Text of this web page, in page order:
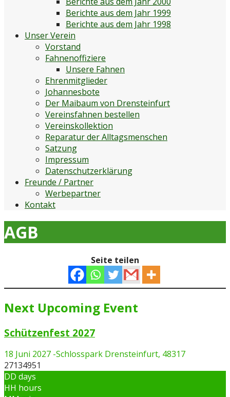
Berichte aus dem Jahr 1999
Berichte aus dem Jahr 1998
Unser Verein
Vorstand
Fahnenoffiziere
Unsere Fahnen
Ehrenmitglieder
Johannesbote
Der Maibaum von Drensteinfurt
Vereinsfahnen bestellen
Vereinskollektion
Reparatur der Alltagsmenschen
Satzung
Impressum
Datenschutzerklärung
Freunde / Partner
Werbepartner
Kontakt
AGB
Seite teilen
Next Upcoming Event
Schützenfest 2027
18 Juni 2027 -Schlosspark Drensteinfurt, 48317
27134951
DD days
HH hours